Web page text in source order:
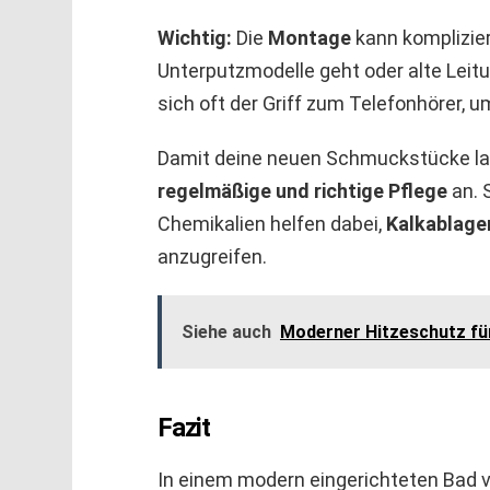
Wichtig: Die Montage kann
Unterputzmodelle geht oder alte
sich oft der Griff zum Telefonhörer,
Damit deine neuen Schmuckstücke
regelmäßige und richtige Pflege an.
Chemikalien helfen dabei,
anzugreifen.
Siehe auch Moderner Hitzeschutz
Fazit
In einem modern eingerichteten Bad